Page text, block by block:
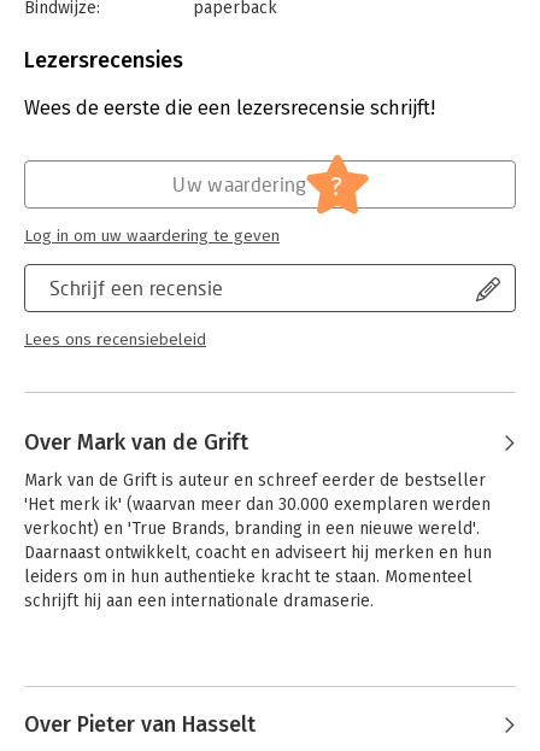
Bindwijze:
paperback
Uitgever:
Verschijningsdatum:
27-8-2024
Persoonlijke effectiviteit
Lezersrecensies
Wees de eerste die een lezersrecensie schrijft!
Schrijf een recensie
Lees ons recensiebeleid
Uw waardering ?
Log in om uw waardering te geven
Over Mark van de Grift
Mark van de Grift is auteur en schreef eerder de bestseller
'Het merk ik' (waarvan meer dan 30.000 exemplaren werden
verkocht) en 'True Brands, branding in een nieuwe wereld'.
Daarnaast ontwikkelt, coacht en adviseert hij merken en hun
leiders om in hun authentieke kracht te staan. Momenteel
schrijft hij aan een internationale dramaserie.
Over Pieter van Hasselt